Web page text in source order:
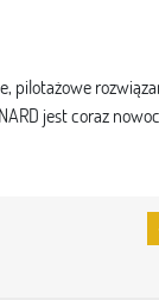
pilotażowe
jest coraz